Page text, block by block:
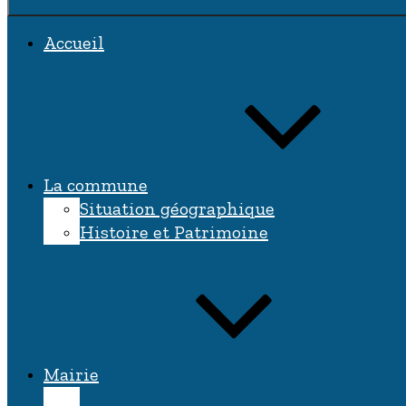
Accueil
La commune
Situation géographique
Histoire et Patrimoine
Mairie